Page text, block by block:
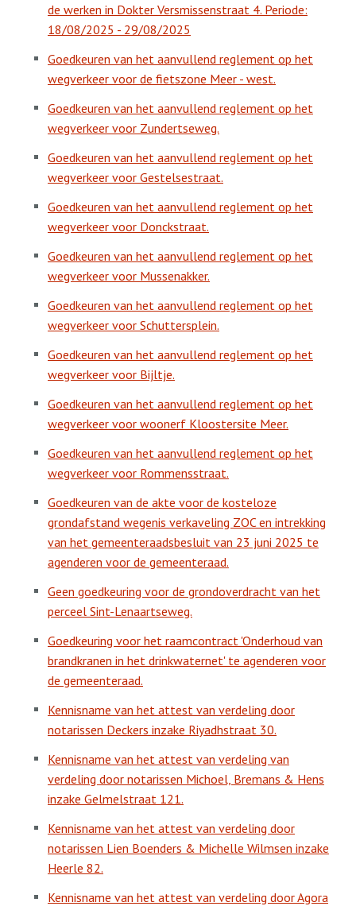
de werken in Dokter Versmissenstraat 4. Periode:
18/08/2025 - 29/08/2025
Goedkeuren van het aanvullend reglement op het
wegverkeer voor de fietszone Meer - west.
Goedkeuren van het aanvullend reglement op het
wegverkeer voor Zundertseweg.
Goedkeuren van het aanvullend reglement op het
wegverkeer voor Gestelsestraat.
Goedkeuren van het aanvullend reglement op het
wegverkeer voor Donckstraat.
Goedkeuren van het aanvullend reglement op het
wegverkeer voor Mussenakker.
Goedkeuren van het aanvullend reglement op het
wegverkeer voor Schuttersplein.
Goedkeuren van het aanvullend reglement op het
wegverkeer voor Bijltje.
Goedkeuren van het aanvullend reglement op het
wegverkeer voor woonerf Kloostersite Meer.
Goedkeuren van het aanvullend reglement op het
wegverkeer voor Rommensstraat.
Goedkeuren van de akte voor de kosteloze
grondafstand wegenis verkaveling ZOC en intrekking
van het gemeenteraadsbesluit van 23 juni 2025 te
agenderen voor de gemeenteraad.
Geen goedkeuring voor de grondoverdracht van het
perceel Sint-Lenaartseweg.
Goedkeuring voor het raamcontract 'Onderhoud van
brandkranen in het drinkwaternet' te agenderen voor
de gemeenteraad.
Kennisname van het attest van verdeling door
notarissen Deckers inzake Riyadhstraat 30.
Kennisname van het attest van verdeling van
verdeling door notarissen Michoel, Bremans & Hens
inzake Gelmelstraat 121.
Kennisname van het attest van verdeling door
notarissen Lien Boenders & Michelle Wilmsen inzake
Heerle 82.
Kennisname van het attest van verdeling door Agora